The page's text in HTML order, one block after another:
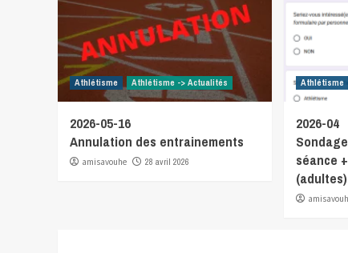
Athlétisme Athlétisme -> Actualités
2026-05-16
Annulation des entrainements
amisavouhe 28 avril 2026
Athlétisme
2026-04
séance
(adultes)